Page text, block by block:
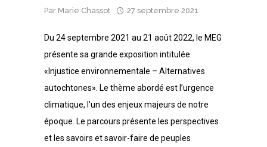
Par Marie Chassot 27 septembre 2021
Du 24 septembre 2021 au 21 août 2022, le MEG
présente sa grande exposition intitulée
«Injustice environnementale – Alternatives
autochtones». Le thème abordé est l’urgence
climatique, l’un des enjeux majeurs de notre
époque. Le parcours présente les perspectives
et les savoirs et savoir-faire de peuples